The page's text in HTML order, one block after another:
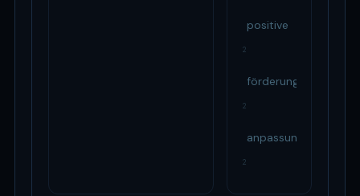
positive
2
förderung
2
anpassungsfähigkeit
2